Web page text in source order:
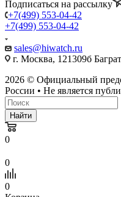
Подписаться на рассылку
+7(499) 553-04-42
+7(499) 553-04-42
sales@hiwatch.ru
г. Москва, 121309б
2026 © Официальный
России • Не является
Найти
0
0
0